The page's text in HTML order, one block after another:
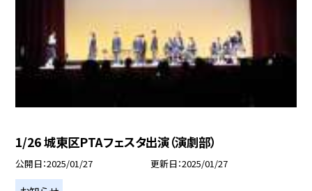
1/26 城東区PTAフェスタ出演（演劇部）
公開日 2025/01/27 更新日 2025/01/27